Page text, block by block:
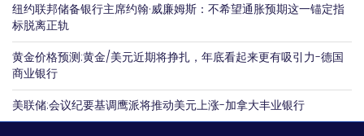
纽约联邦储备银行主席约翰·威廉姆斯：不希望通胀预期这一锚定指
标脱离正轨
黄金价格预测:黄金/美元近期将挣扎，年底看起来更有吸引力-德国
商业银行
美联储:会议纪要基调鹰派将推动美元上涨-加拿大丰业银行